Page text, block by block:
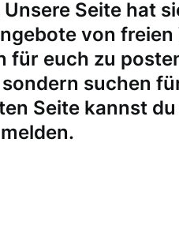
Seite hat
von
für euch zu
suchen
Seite kannst
.